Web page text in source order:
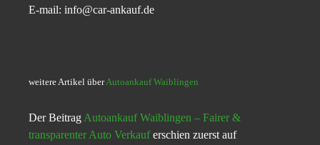
E-mail: info@car-ankauf.de
weitere Artikel überAutoankauf Waiblingen
Der Beitrag Autoankauf Waiblingen – Fairer &
transparenter Auto Verkauferschien zuerst auf